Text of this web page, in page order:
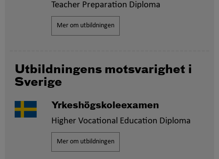
Teacher Preparation Diploma
Mer om utbildningen
Utbildningens motsvarighet i
Sverige
Yrkeshögskoleexamen
Higher Vocational Education Diploma
Mer om utbildningen